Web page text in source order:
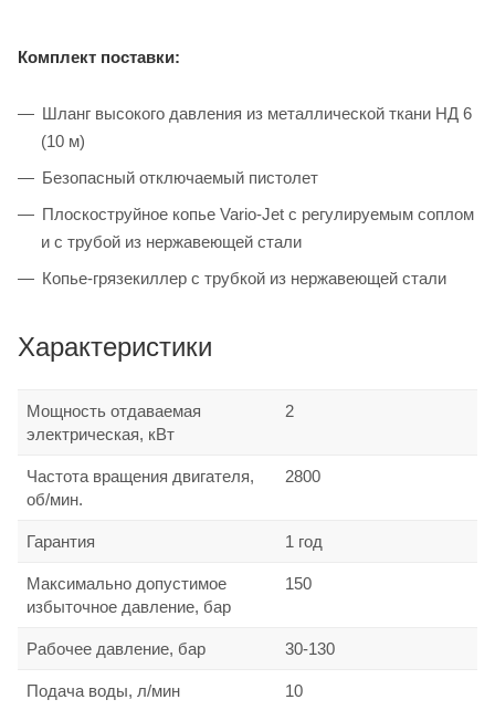
Комплект поставки:
Шланг высокого давления из металлической ткани НД 6
(10 м)
Безопасный отключаемый пистолет
Плоскоструйное копье Vario-Jet с регулируемым соплом
и с трубой из нержавеющей стали
Копье-грязекиллер с трубкой из нержавеющей стали
Характеристики
Мощность отдаваемая
электрическая, кВт
2
Частота вращения двигателя,
об/мин.
2800
Гарантия 1 год
Максимально допустимое
избыточное давление, бар
150
Рабочее давление, бар 30-130
Подача воды, л/мин 10